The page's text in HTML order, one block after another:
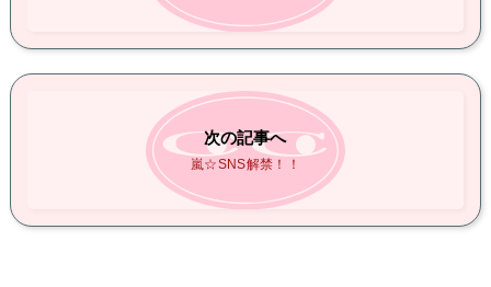
次の記事へ
嵐☆SNS解禁！！